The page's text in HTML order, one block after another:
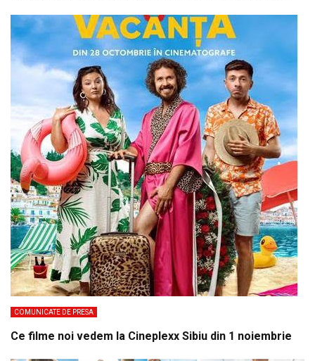
COMUNICATE DE PRESA
Ce filme noi vedem la Cineplexx Sibiu din 1 noiembrie